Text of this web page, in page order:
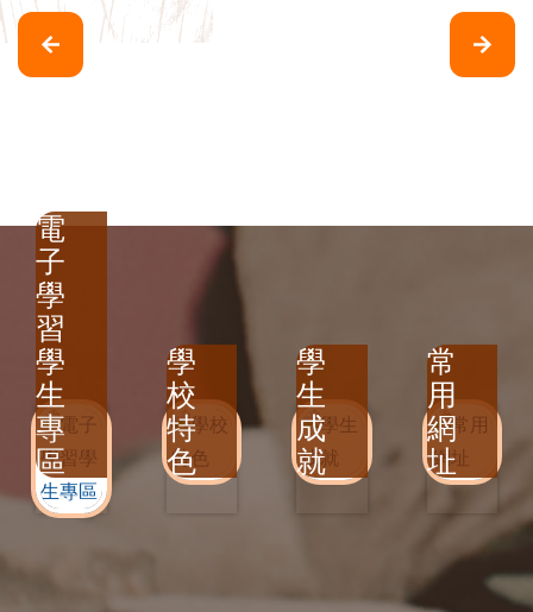
電
子
學
習
學
生
專
區
學
校
特
色
學
生
成
就
常
用
網
址